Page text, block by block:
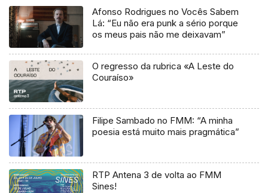
Afonso Rodrigues no Vocês Sabem
Lá: “Eu não era punk a sério porque
os meus pais não me deixavam”
O regresso da rubrica «A Leste do
Couraíso»
Filipe Sambado no FMM: “A minha
poesia está muito mais pragmática”
RTP Antena 3 de volta ao FMM
Sines!